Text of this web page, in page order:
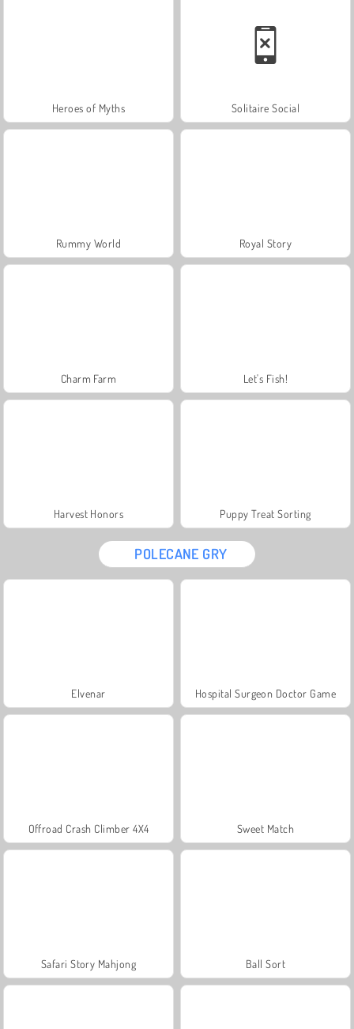
Heroes of Myths Solitaire Social
Rummy World Royal Story
Charm Farm Let's Fish!
Harvest Honors Puppy Treat Sorting
POLECANE GRY
Elvenar Hospital Surgeon Doctor Game
Offroad Crash Climber 4X4 Sweet Match
Safari Story Mahjong Ball Sort